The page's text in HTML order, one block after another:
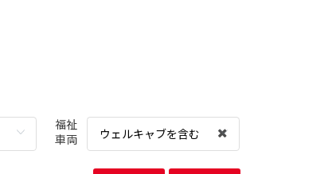
福祉
車両
ウェルキャブを含む